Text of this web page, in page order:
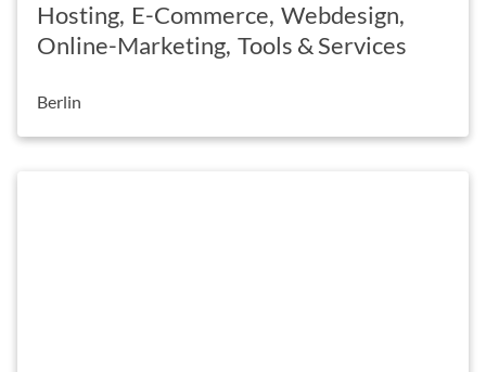
Hosting E-Commerce Webdesign
Online-Marketing Tools & Services
Berlin